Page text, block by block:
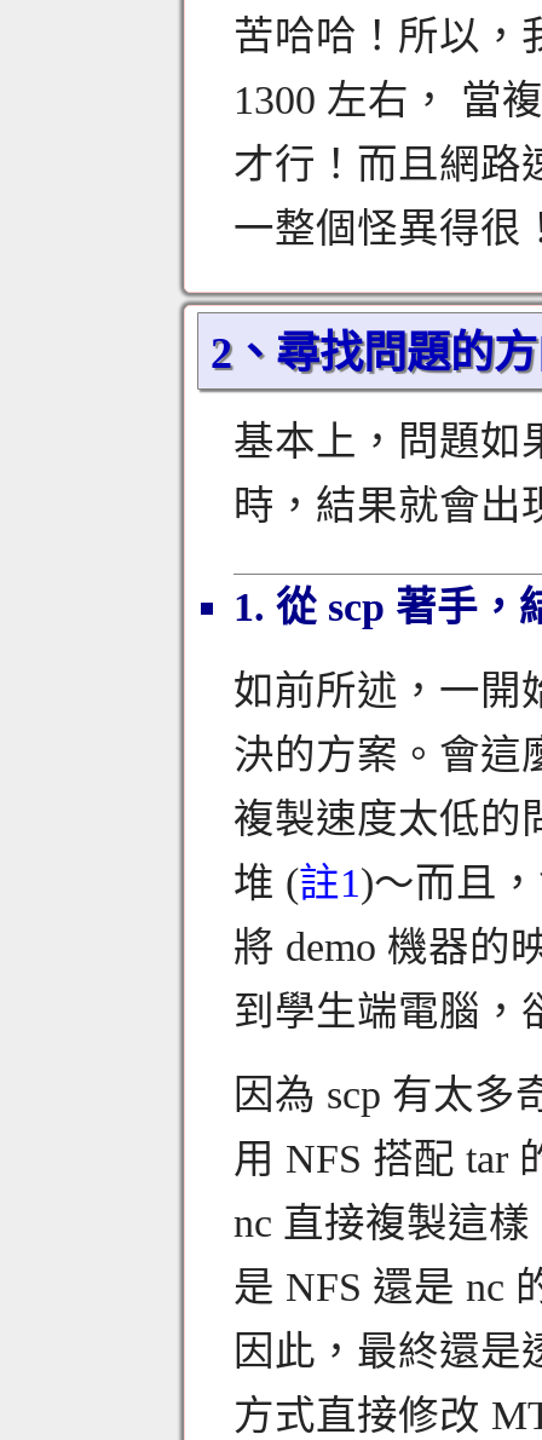
苦哈哈！所以，
1300 左右， 當
才行！而且網路
一整個怪異得很
2、尋找問題的
基本上，問題如
時，結果就會出
1. 從 scp 著手
如前所述，一開
決的方案。會這
複製速度太低的
堆 (註1)～而且
將 demo 機器的
到學生端電腦，
因為 scp 有太多
用 NFS 搭配 tar
nc 直接複製這
是 NFS 還是 nc
因此，最終還是
方式直接修改